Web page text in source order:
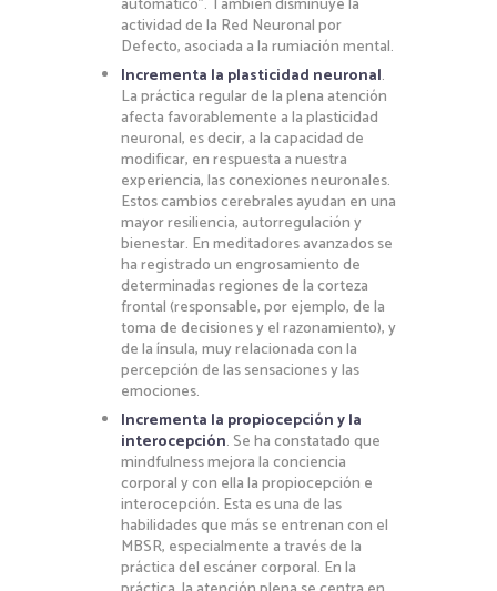
automático”. También disminuye la
actividad de la Red Neuronal por
Defecto, asociada a la rumiación mental.
Incrementa la plasticidad neuronal.
La práctica regular de la plena atención
afecta favorablemente a la plasticidad
neuronal, es decir, a la capacidad de
modificar, en respuesta a nuestra
experiencia, las conexiones neuronales.
Estos cambios cerebrales ayudan en una
mayor resiliencia, autorregulación y
bienestar. En meditadores avanzados se
ha registrado un engrosamiento de
determinadas regiones de la corteza
frontal (responsable, por ejemplo, de la
toma de decisiones y el razonamiento), y
de la ínsula, muy relacionada con la
percepción de las sensaciones y las
emociones.
Incrementa la propiocepción y la
interocepción. Se ha constatado que
mindfulness mejora la conciencia
corporal y con ella la propiocepción e
interocepción. Esta es una de las
habilidades que más se entrenan con el
MBSR, especialmente a través de la
práctica del escáner corporal. En la